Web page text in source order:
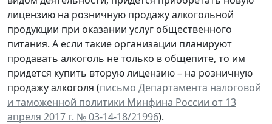
лицензию на розничную продажу алкогольной
продукции при оказании услуг общественного
питания. А если такие организации планируют
продавать алкоголь не только в общепите, то им
придется купить вторую лицензию – на розничную
продажу алкоголя (письмо Департамента налоговой
и таможенной политики Минфина России от 13
апреля 2017 г. № 03-14-18/21996).